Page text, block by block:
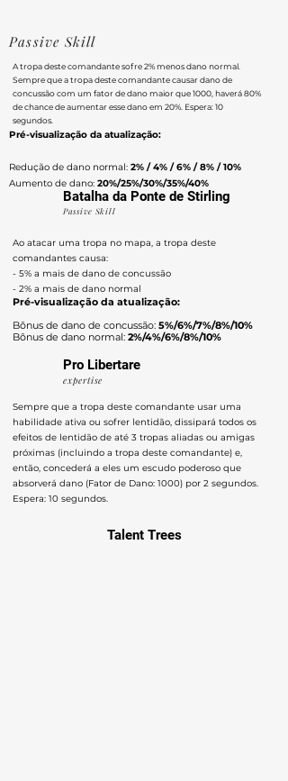
Passive Skill
A tropa deste comandante sofre 2% menos dano normal.
Sempre que a tropa deste comandante causar dano de
concussão com um fator de dano maior que 1000, haverá 80%
de chance de aumentar esse dano em 20%. Espera: 10
segundos.
Pré-visualização da atualização:
Redução de dano normal: 2% / 4% / 6% / 8% / 10%
Aumento de dano: 20%/25%/30%/35%/40%
Batalha da Ponte de Stirling
Passive Skill
Ao atacar uma tropa no mapa, a tropa deste
comandantes causa:
- 5% a mais de dano de concussão
- 2% a mais de dano normal
Pré-visualização da atualização:
Bônus de dano de concussão: 5%/6%/7%/8%/10%
Bônus de dano normal: 2%/4%/6%/8%/10%
Pro Libertare
expertise
Sempre que a tropa deste comandante usar uma
habilidade ativa ou sofrer lentidão, dissipará todos os
efeitos de lentidão de até 3 tropas aliadas ou amigas
próximas (incluindo a tropa deste comandante) e,
então, concederá a eles um escudo poderoso que
absorverá dano (Fator de Dano: 1000) por 2 segundos.
Espera: 10 segundos.
Talent Trees